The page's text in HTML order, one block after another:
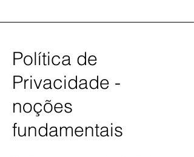
Política de
Privacidade -
noções
fundamentais